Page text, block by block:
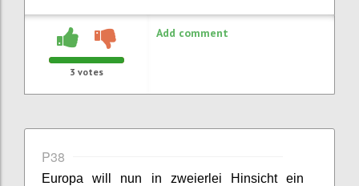
3 votes
Add comment
P38
Europa will nun in zweierlei Hinsicht ein